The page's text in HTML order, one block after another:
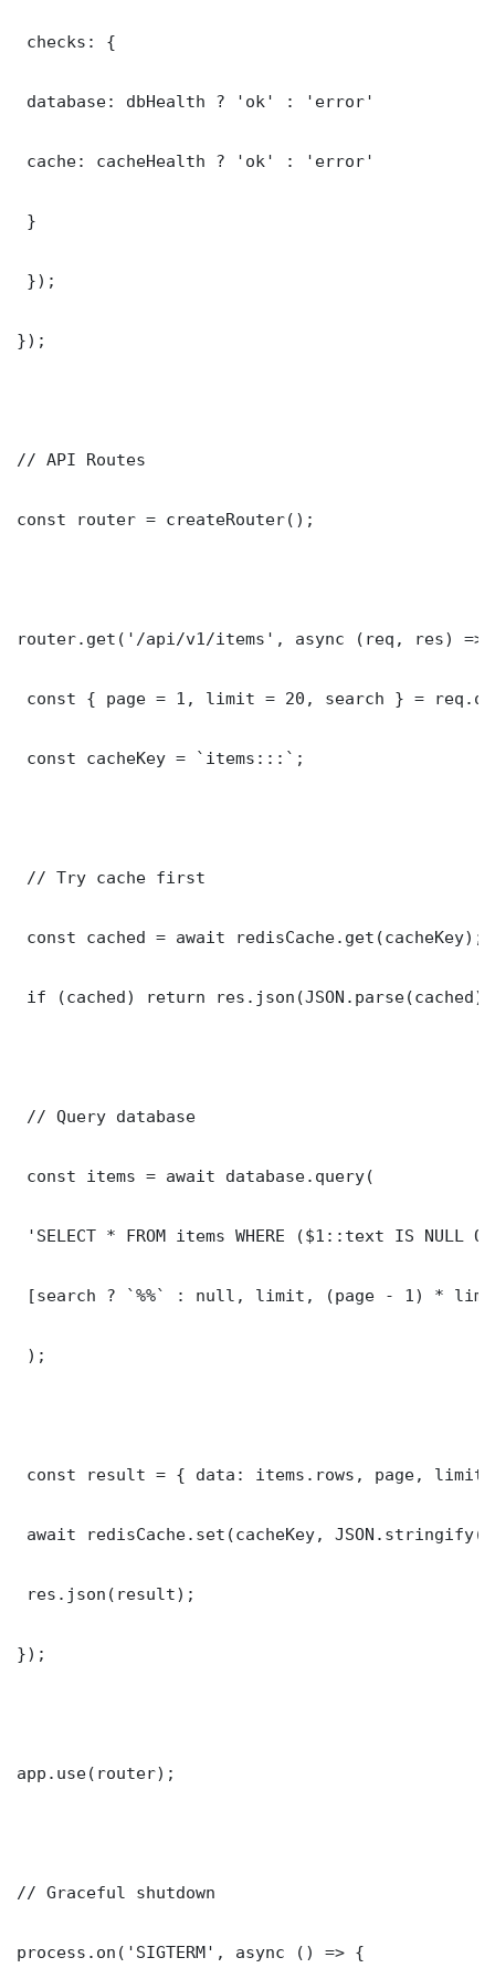
checks: {
database: dbHealth ? 'ok' : 'error'
cache: cacheHealth ? 'ok' : 'error'
}
});
});
// API Routes
const router = createRouter();
router.get('/api/v1/items', async (req, res) =>
const { page = 1, limit = 20, search } =
const cacheKey = `items:::`;
// Try cache first
const cached = await redisCache.get(cacheKey);
if (cached) return
// Query database
const items = await database.query(
'SELECT * FROM items WHERE ($1::text IS NULL
[search ? `%%` : null, limit, (page - 1) *
);
const result = { data: items.rows, page,
await redisCache.set(cacheKey,
res.json(result);
});
app.use(router);
// Graceful shutdown
process.on('SIGTERM', async () => {